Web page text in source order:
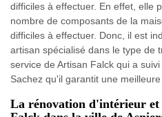
difficiles à effectuer. En effet, elle
nombre de composants de la
difficiles à effectuer. Donc, il est
artisan spécialisé dans le type de
service de Artisan Falck qui a
Sachez qu'il garantit une
La rénovation d'intérieur